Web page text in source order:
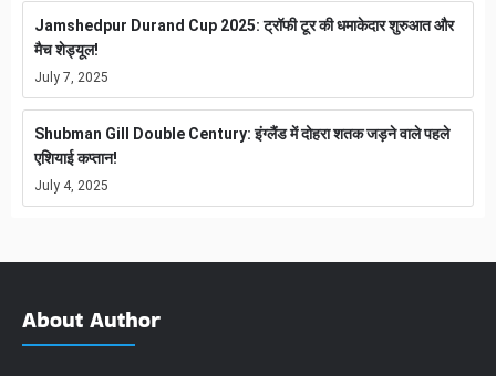
Jamshedpur Durand Cup 2025: ट्रॉफी टूर की धमाकेदार शुरुआत और
मैच शेड्यूल!
July 7, 2025
Shubman Gill Double Century: इंग्लैंड में दोहरा शतक जड़ने वाले पहले
एशियाई कप्तान!
July 4, 2025
About Author